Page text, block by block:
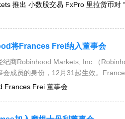
推出 小数股交易 FxPro 里拉货币对
将Frances Frei纳入董事会
纪商Robinhood Markets, Inc.（
会成员的身份，12月31起生效。
Frances Frei 董事会